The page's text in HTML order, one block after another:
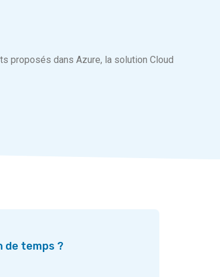
proposés dans Azure, la solution Cloud
de temps ?